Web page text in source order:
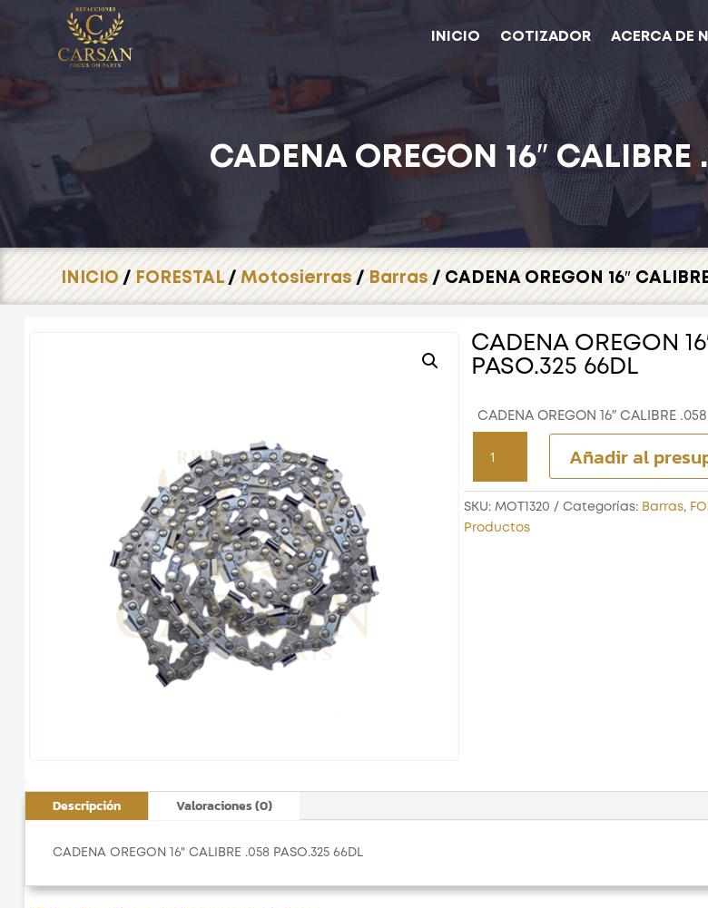
INICIO COTIZADOR ACERCA DE
CADENA OREGON 16″
INICIO/FORESTAL/Motosierras/Barras/ CADENA OREGON 16″
CADENA OREGON
PASO.325 66DL
CADENA OREGON 16″ CALIBRE
OREGON
16"
CALIBRE
.058
Añadir al
SKU: MOT1320 Categorías: Barras,
Productos
Descripción Valoraciones (0)
CADENA OREGON 16" CALIBRE .058 PASO.325 66DL